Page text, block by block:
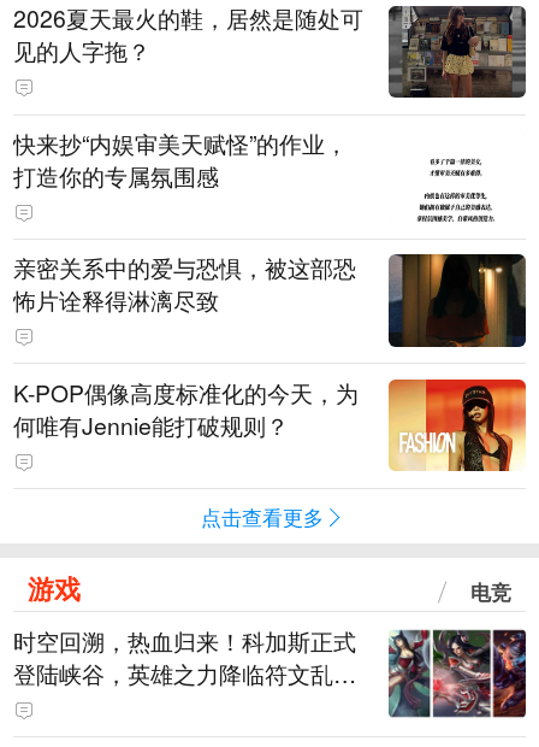
2026夏天最火的鞋，居然是随处可
见的人字拖？
快来抄“内娱审美天赋怪”的作业，
打造你的专属氛围感
亲密关系中的爱与恐惧，被这部恐
怖片诠释得淋漓尽致
K-POP偶像高度标准化的今天，为
何唯有Jennie能打破规则？
点击查看更多
游戏 电竞
时空回溯，热血归来！科加斯正式
登陆峡谷，英雄之力降临符文乱
斗！